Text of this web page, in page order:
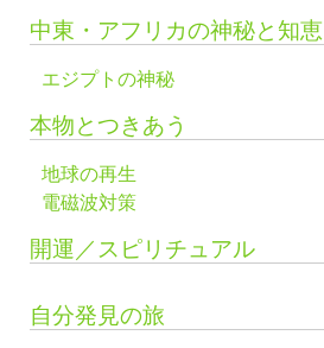
中東・アフリカの神秘と知恵
エジプトの神秘
本物とつきあう
地球の再生
電磁波対策
開運／スピリチュアル
自分発見の旅